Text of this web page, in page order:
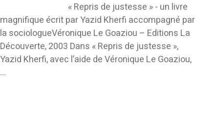
« Repris de justesse » - un livre
magnifique écrit par Yazid Kherfi accompagné par
la sociologueVéronique Le Goaziou – Editions La
Découverte, 2003 Dans « Repris de justesse »,
Yazid Kherfi, avec l’aide de Véronique Le Goaziou,
...